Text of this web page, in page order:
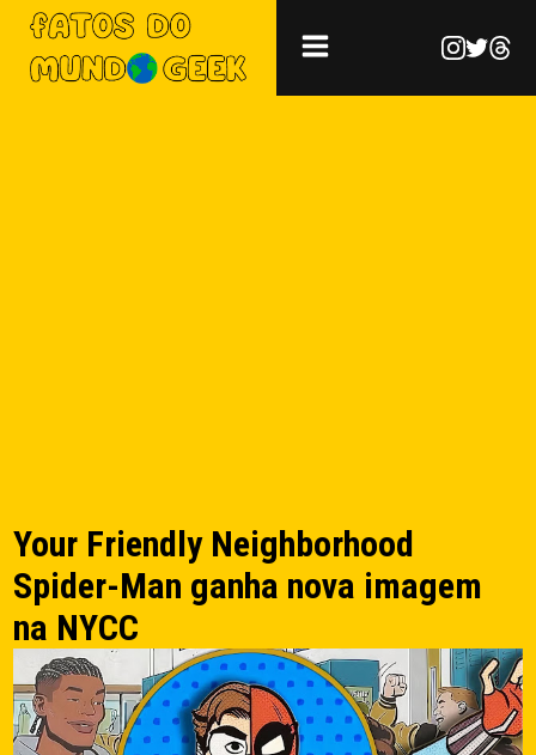
Your Friendly Neighborhood
Spider-Man ganha nova imagem
na NYCC